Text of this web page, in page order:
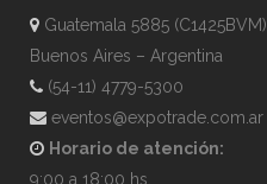
Guatemala 5885 (C1425BVM)
Buenos Aires – Argentina
(54-11) 4779-5300
eventos@expotrade.com.ar
Horario de atención:
9:00 a 18:00 hs.